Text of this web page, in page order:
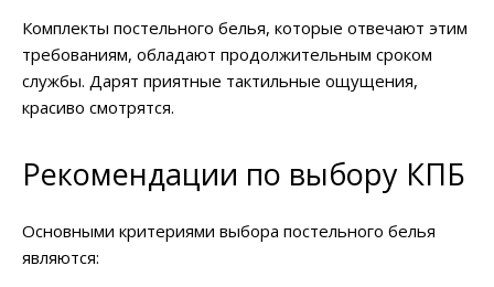
Комплекты постельного белья, которые отвечают этим
требованиям, обладают продолжительным сроком
службы. Дарят приятные тактильные ощущения,
красиво смотрятся.
Рекомендации по выбору КПБ
Основными критериями выбора постельного белья
являются: